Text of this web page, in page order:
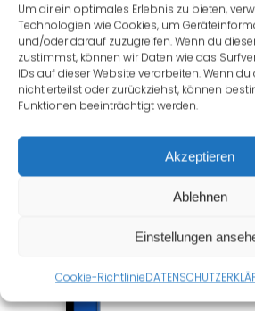
Um dir ein optimales Erlebnis zu bieten,
Technologien wie Cookies, um
und/oder darauf zuzugreifen. Wenn du
zustimmst, können wir Daten wie das
IDs auf dieser Website verarbeiten. Wenn
nicht erteilst oder zurückziehst, können
Funktionen beeinträchtigt werden.
Akzeptieren
Ablehnen
Einstellungen
Cookie-Richtlinie
[dkpdf-pagebreak]